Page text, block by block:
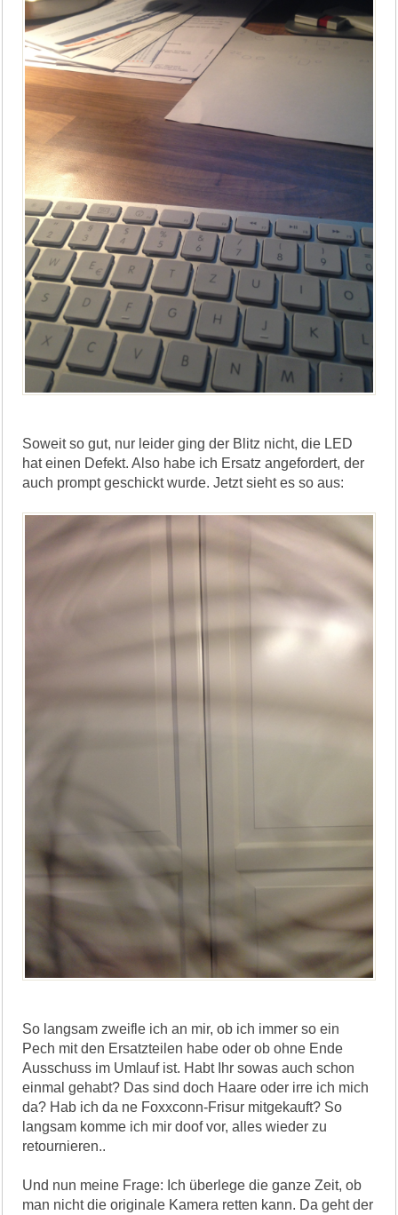
Soweit so gut, nur leider ging der Blitz nicht, die LED
hat einen Defekt. Also habe ich Ersatz angefordert, der
auch prompt geschickt wurde. Jetzt sieht es so aus:
So langsam zweifle ich an mir, ob ich immer so ein
Pech mit den Ersatzteilen habe oder ob ohne Ende
Ausschuss im Umlauf ist. Habt Ihr sowas auch schon
einmal gehabt? Das sind doch Haare oder irre ich mich
da? Hab ich da ne Foxxconn-Frisur mitgekauft? So
langsam komme ich mir doof vor, alles wieder zu
retournieren..
Und nun meine Frage: Ich überlege die ganze Zeit, ob
man nicht die originale Kamera retten kann. Da geht der